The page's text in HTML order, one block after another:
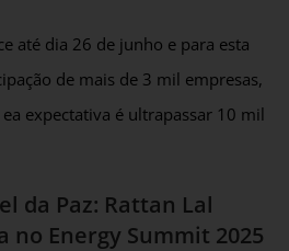
até dia 26 de junho e para esta
de mais de 3 mil empresas,
expectativa é ultrapassar 10 mil
da Paz: Rattan Lal
no Energy Summit 2025